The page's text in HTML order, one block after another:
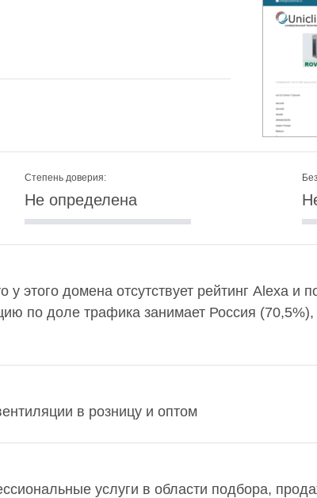
Степень доверия:
Не определена
этого домена отсутствует рейтинг Alexa и
по доле трафика занимает Россия
в розницу и оптом
услуги в области подбора,